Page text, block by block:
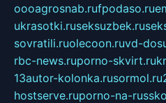
oooagrosnab.rufpodaso.ru
ukrasotki.ruseksuzbek.ru
sovratili.ruolecoon.ruvd-
rbc-news.ruporno-skvirt.ru
13autor-kolonka.rusormol.ru
hostserve.ruporno-na-